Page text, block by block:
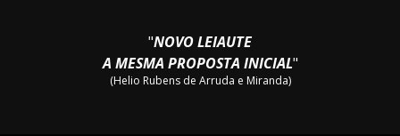
"NOVO LEIAUTE
A MESMA PROPOSTA INICIAL"
(Helio Rubens de Arruda e Miranda)